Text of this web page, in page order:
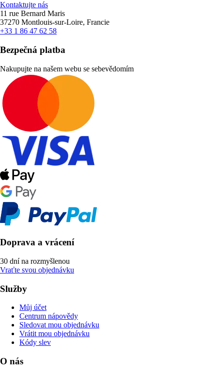
Kontaktujte nás
11 rue Bernard Maris
37270 Montlouis-sur-Loire, Francie
+33 1 86 47 62 58
Bezpečná platba
Nakupujte na našem webu se sebevědomím
Doprava a vrácení
30 dní na rozmyšlenou
Vraťte svou objednávku
Služby
Můj účet
Centrum nápovědy
Sledovat mou objednávku
Vrátit mou objednávku
Kódy slev
O nás